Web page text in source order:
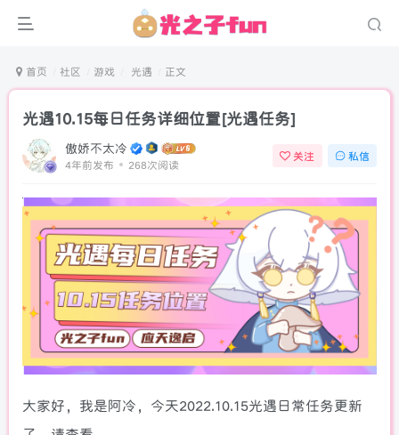
首页 社区 游戏 光遇 正文
光遇10.15每日任务详细位置[光遇任务]
傲娇不太冷
4年前发布 268次阅读
关注 私信
大家好，我是阿冷，今天2022.10.15光遇日常任务更新